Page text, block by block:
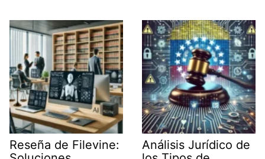
Reseña de Filevine:
Análisis Jurídico de